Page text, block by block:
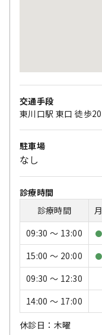
交通手段
東川口駅 東口 徒歩
駐車場
なし
診療時間
診療時間
月
09:30 〜 13:00
●
15:00 〜 20:00 ●
09:30 〜 12:30
14:00 〜 17:00
休診日：木曜